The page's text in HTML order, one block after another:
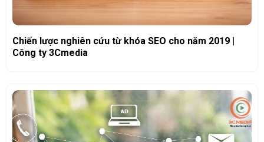
Chiến lược nghiên cứu từ khóa SEO cho năm 2019 |
Công ty 3Cmedia